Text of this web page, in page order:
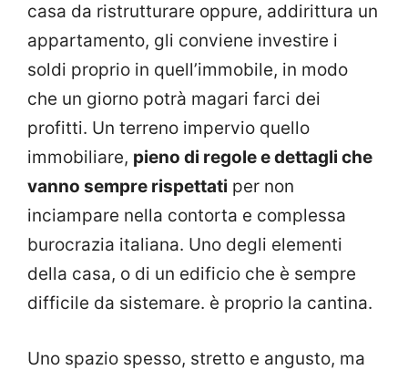
casa da ristrutturare oppure, addirittura un
appartamento, gli conviene investire i
soldi proprio in quell’immobile, in modo
che un giorno potrà magari farci dei
profitti. Un terreno impervio quello
immobiliare, pieno di regole e dettagli che
vanno sempre rispettati per non
inciampare nella contorta e complessa
burocrazia italiana. Uno degli elementi
della casa, o di un edificio che è sempre
difficile da sistemare. è proprio la cantina.
Uno spazio spesso, stretto e angusto, ma